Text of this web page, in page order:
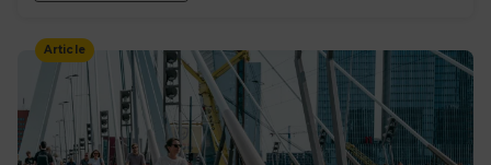
leur lecture difficile. L’enjeu n’est donc pas seulement de
connaître les aides disponibles pour les vélotafeurs, mais
de comprendre ce qu’elles couvrent réellement d’un projet
« vélotaf ».
Article